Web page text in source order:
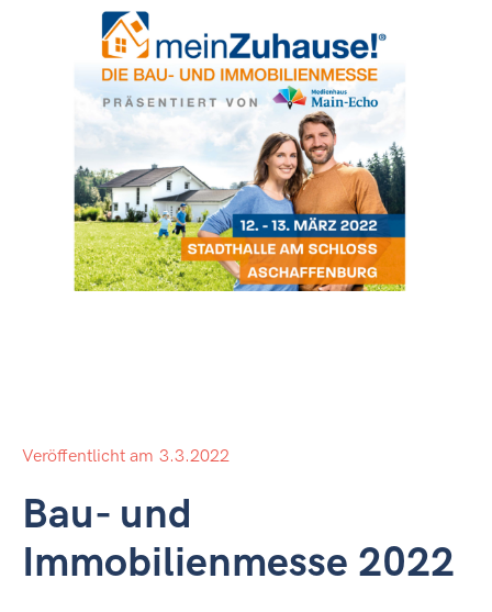
Veröffentlicht am 3.3.2022
Bau- und
Immobilienmesse 2022